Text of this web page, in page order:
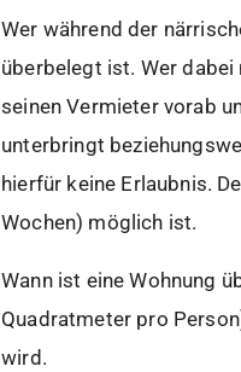
Wer während der
überbelegt ist. Wer dabei
seinen Vermieter vorab
unterbringt
hierfür keine Erlaubnis.
Wochen) möglich ist.
Wann ist eine Wohnung
Quadratmeter pro
wird.